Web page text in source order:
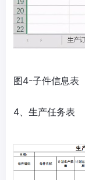
图4-子件信息表
4、生产任务表